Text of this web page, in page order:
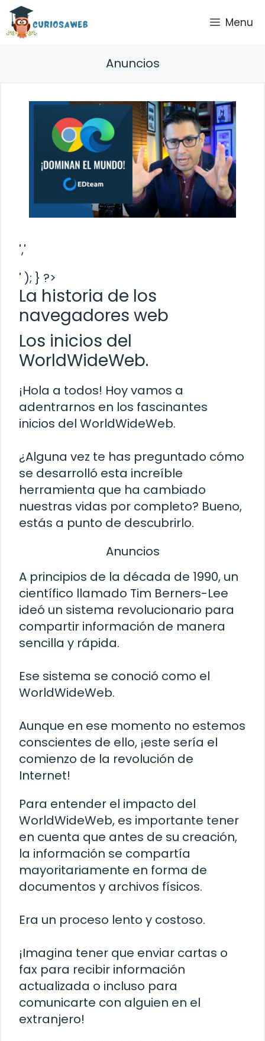
Saltar
contenido
Menu
Anuncios
','
' ); } ?>
La historia de los
navegadores web
Los inicios del
WorldWideWeb.
¡Hola a todos! Hoy vamos a
adentrarnos en los fascinantes
inicios del WorldWideWeb.
¿Alguna vez te has preguntado cómo
se desarrolló esta increíble
herramienta que ha cambiado
nuestras vidas por completo? Bueno,
estás a punto de descubrirlo.
Anuncios
A principios de la década de 1990, un
científico llamado Tim Berners-Lee
ideó un sistema revolucionario para
compartir información de manera
sencilla y rápida.
Ese sistema se conoció como el
WorldWideWeb.
Aunque en ese momento no estemos
conscientes de ello, ¡este sería el
comienzo de la revolución de
Internet!
Para entender el impacto del
WorldWideWeb, es importante tener
en cuenta que antes de su creación,
la información se compartía
mayoritariamente en forma de
documentos y archivos físicos.
Era un proceso lento y costoso.
¡Imagina tener que enviar cartas o
fax para recibir información
actualizada o incluso para
comunicarte con alguien en el
extranjero!